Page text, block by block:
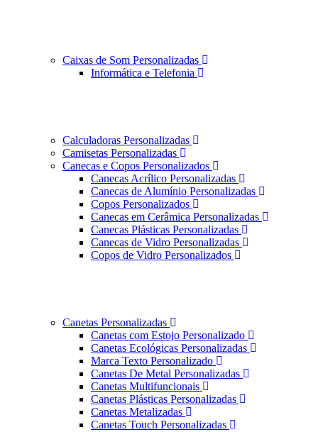
Caixas de Som Personalizadas
Informática e Telefonia
Calculadoras Personalizadas
Camisetas Personalizadas
Canecas e Copos Personalizados
Canecas Acrílico Personalizadas
Canecas de Alumínio Personalizadas
Copos Personalizados
Canecas em Cerâmica Personalizadas
Canecas Plásticas Personalizadas
Canecas de Vidro Personalizadas
Copos de Vidro Personalizados
Canetas Personalizadas
Canetas com Estojo Personalizado
Canetas Ecológicas Personalizadas
Marca Texto Personalizado
Canetas De Metal Personalizadas
Canetas Multifuncionais
Canetas Plásticas Personalizadas
Canetas Metalizadas
Canetas Touch Personalizadas